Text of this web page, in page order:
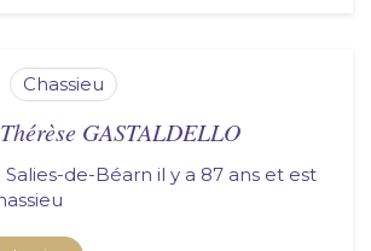
chassieu
GASTALDELLO
de-Béarn il y a 87 ans et est